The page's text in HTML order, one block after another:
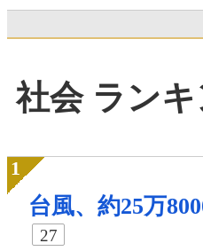
社会 ラン
台風、約25万
27